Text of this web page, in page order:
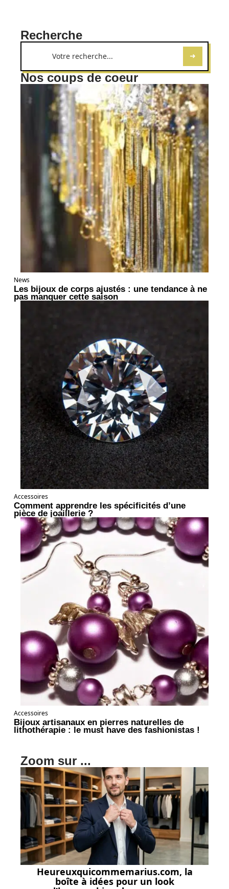
Recherche
Nos coups de coeur
News
Les bijoux de corps ajustés : une tendance à ne
pas manquer cette saison
Accessoires
Comment apprendre les spécificités d’une
pièce de joaillerie ?
Accessoires
Bijoux artisanaux en pierres naturelles de
lithothérapie : le must have des fashionistas !
Zoom sur ...
Heureuxquicommemarius.com, la
boîte à idées pour un look